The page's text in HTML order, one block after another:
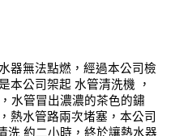
器無法點燃，經過本公司檢
本公司架起 水管清洗機 ，
水管冒出濃濃的茶色的鏽
熱水管路兩次堵塞，本公司
洗 約二小時，終於讓熱水器